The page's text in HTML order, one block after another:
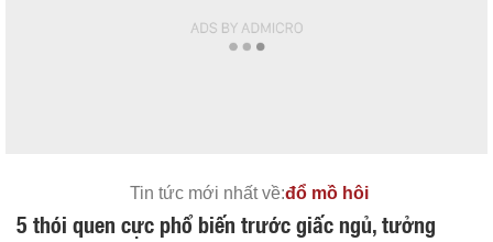
Tin tức mới nhất về:đổ mồ hôi
5 thói quen cực phổ biến trước giấc ngủ, tưởng